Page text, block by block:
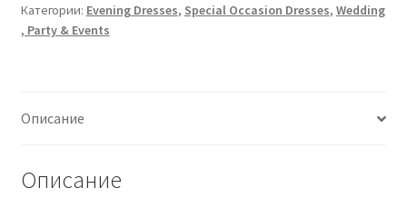
Категории: Evening Dresses, Special Occasion Dresses, Wedding
, Party & Events
Описание
Описание